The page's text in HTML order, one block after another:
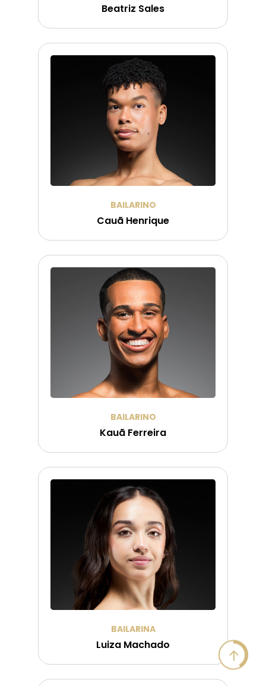
Beatriz Sales
BAILARINO
Cauã Henrique
BAILARINO
Kauã Ferreira
BAILARINA
Luiza Machado